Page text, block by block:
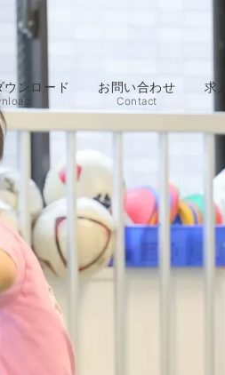
ウンロード お問い合わせ
Contact
求